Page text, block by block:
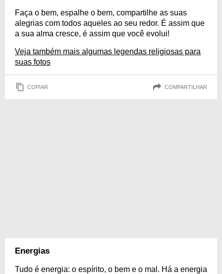
Faça o bem, espalhe o bem, compartilhe as suas
alegrias com todos aqueles ao seu redor. É assim que
a sua alma cresce, é assim que você evolui!
Veja também mais algumas legendas religiosas para
suas fotos
COPIAR COMPARTILHAR
Energias
Tudo é energia: o espírito, o bem e o mal. Há a energia